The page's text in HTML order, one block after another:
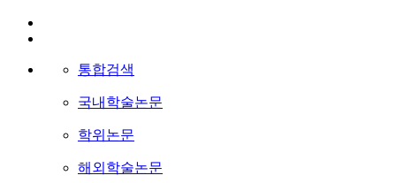
통합검색
국내학술논문
학위논문
해외학술논문